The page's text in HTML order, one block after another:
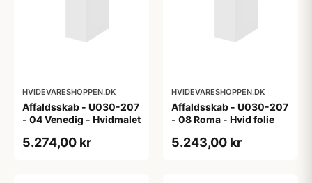
HVIDEVARESHOPPEN.DK
Affaldsskab - U030-207
- 04 Venedig - Hvidmalet
5.274,00 kr
HVIDEVARESHOPPEN.DK
Affaldsskab - U030-207
- 08 Roma - Hvid folie
5.243,00 kr